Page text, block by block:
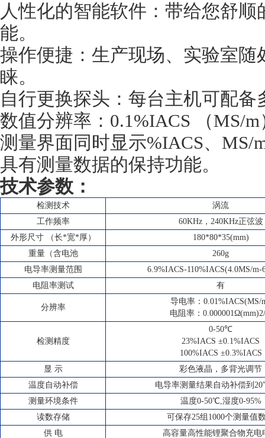
人性化的智能软件：带给您舒
能。
操作便捷：生产现场、实验室
睐。
自行更换探头：每台主机可配
数值分辨率：0.1%IACS （MS/m
测量界面同时显示%IACS、MS/
具有测量数据的保持功能。
技术参数：
检测技术
涡流
工作频率
60KHz，240KHz正弦波
外形尺寸 （长*宽*厚）
180*80*35(mm)
重量（含电池
260g
电导率测量范围
6.9%IACS-110%IACS(4.0MS/m-
电阻率测试
有
分辨率
导电率：0.01%IACS(MS/
电阻率：
检测精度
0-50℃
23%IACS ±0.1%IACS
100%IACS ±0.3%IACS
显 示
彩色液晶，多背光调节
温度自动补偿
电导率测量结果自动补偿到
测量环境条件
温度0-50℃,湿度0-95%
读数存储
可保存25组1000个测量值
供 电
高容量高性能锂聚合物充电